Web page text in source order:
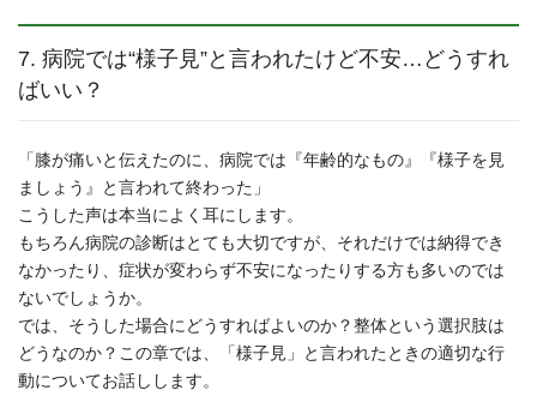
7. 病院では“様子見”と言われたけど不安…どうすれ
ばいい？
「膝が痛いと伝えたのに、病院では『年齢的なもの』『様子を見
ましょう』と言われて終わった」
こうした声は本当によく耳にします。
もちろん病院の診断はとても大切ですが、それだけでは納得でき
なかったり、症状が変わらず不安になったりする方も多いのでは
ないでしょうか。
では、そうした場合にどうすればよいのか？整体という選択肢は
どうなのか？この章では、「様子見」と言われたときの適切な行
動についてお話しします。